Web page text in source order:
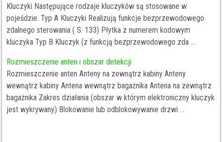
Kluczyki Następujące rodzaje kluczyków są stosowane w
pojeśdzie. Typ A Kluczyki Realizują funkcje bezprzewodowego
zdalnego sterowania ( S. 133) Płytka z numerem kodowym
kluczyka Typ B Kluczyk (z funkcją bezprzewodowego zda ...
Rozmieszczenie anten i obszar detekcji
Rozmieszczenie anten Anteny na zewnątrz kabiny Anteny
wewnątrz kabiny Antena wewnątrz bagażnika Antena na zewnątrz
bagażnika Zakres działania (obszar w którym elektroniczny kluczyk
jest wykrywany) Blokowanie lub odblokowywanie drzwi ...